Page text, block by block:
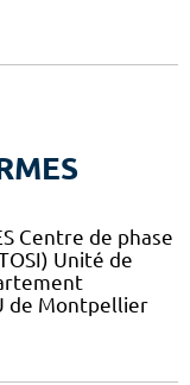
Centre de phase
Unité de
de Montpellier